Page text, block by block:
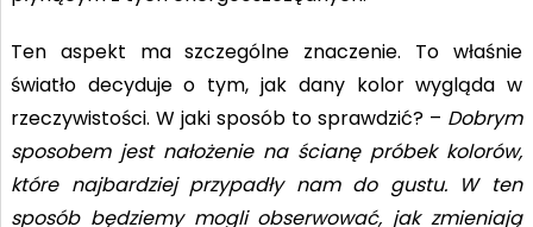
Ten aspekt ma szczególne znaczenie. To właśnie
światło decyduje o tym, jak dany kolor wygląda w
rzeczywistości. W jaki sposób to sprawdzić? – Dobrym
sposobem jest nałożenie na ścianę próbek kolorów,
które najbardziej przypadły nam do gustu. W ten
sposób będziemy mogli obserwować, jak zmieniają